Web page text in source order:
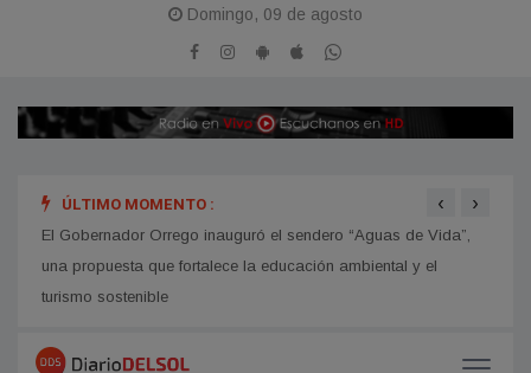
Domingo, 09 de agosto
ÚLTIMO MOMENTO :
El Gobernador Orrego inauguró el sendero “Aguas de Vida”,
una propuesta que fortalece la educación ambiental y el
turismo sostenible
‹ ›